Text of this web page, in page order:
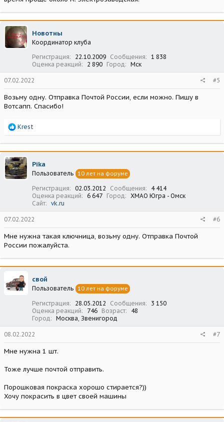
Новотны
Координатор клуба
Регистрация
22.10.2009 Сообщения
1 838
Оценка реакций
2 890 Город Мск
07.02.2022 #5
Возьму одну. Отправка Почтой России, если можно. Пишу в
Вотсапп. Спасибо!
Р
а
к
ц
и
и
Krest
Pika
Пользователь 10 лет на форуме
Регистрация 02.03.2012 Сообщения
4 414
Оценка реакций
6 647 Город
ХМАО Югра - Омск
Сайт
vk.ru
07.02.2022 #6
Мне нужна такая ключница, возьму одну. Отправка Почтой
России пожалуйста.
свой
Пользователь 10 лет на форуме
Регистрация 28.05.2012 Сообщения
3 150
Оценка реакций
746 Возраст
48
Город
Москва, Звенигород
08.02.2022 #7
Мне нужна 1 шт.
Тоже лучше почтой отправить.
Порошковая покраска хорошо стирается?))
Хочу покрасить в цвет своей машины